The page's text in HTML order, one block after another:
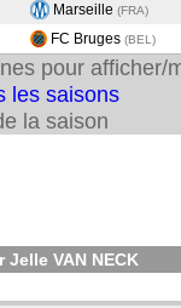
Marseille (FRA)
FC Bruges (BEL )
pour
les saisons
la saison
Jelle VAN NECK